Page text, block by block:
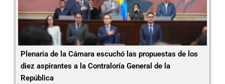
Plenaria de la Cámara escuchó las propuestas de los
diez aspirantes a la Contraloría General de la
República